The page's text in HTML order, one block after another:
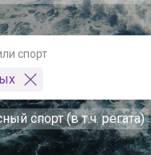
спорт
спорт (в т.ч. регата)